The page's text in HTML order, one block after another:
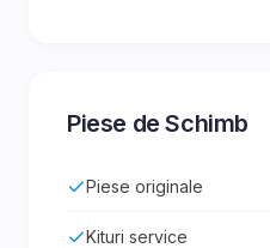
Piese de Schimb
Piese originale
Kituri service